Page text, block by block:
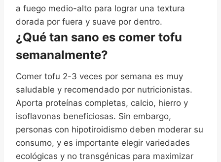
a fuego medio-alto para lograr una textura
dorada por fuera y suave por dentro.
¿Qué tan sano es comer tofu
semanalmente?
Comer tofu 2-3 veces por semana es muy
saludable y recomendado por nutricionistas.
Aporta proteínas completas, calcio, hierro y
isoflavonas beneficiosas. Sin embargo,
personas con hipotiroidismo deben moderar su
consumo, y es importante elegir variedades
ecológicas y no transgénicas para maximizar